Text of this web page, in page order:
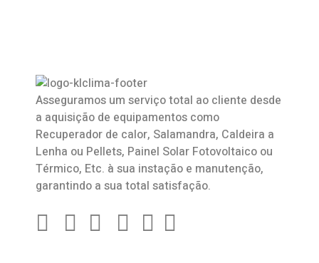
Asseguramos um serviço total ao cliente desde
a aquisição de equipamentos como
Recuperador de calor, Salamandra, Caldeira a
Lenha ou Pellets, Painel Solar Fotovoltaico ou
Térmico, Etc. à sua instação e manutenção,
garantindo a sua total satisfação.